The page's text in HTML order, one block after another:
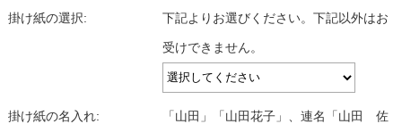
掛け紙の選択: 下記よりお選びください。下記以外はお
受けできません。
掛け紙の名入れ: 「山田」「山田花子」、連名「山田 佐